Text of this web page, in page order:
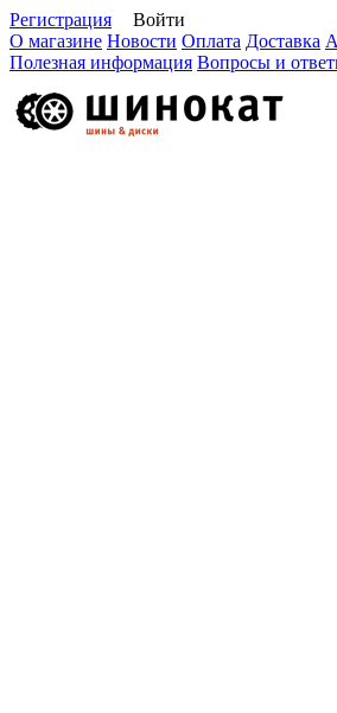
Регистрация
Войти
О магазине Новости Оплата Доставка
Полезная информация Вопросы и